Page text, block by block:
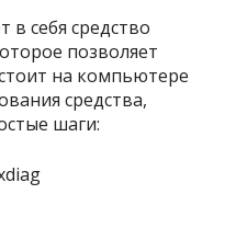
себя средство
позволяет
на компьютере
средства,
шаги: